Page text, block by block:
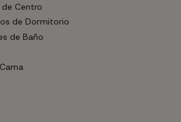
de Centro
de Dormitorio
de Baño